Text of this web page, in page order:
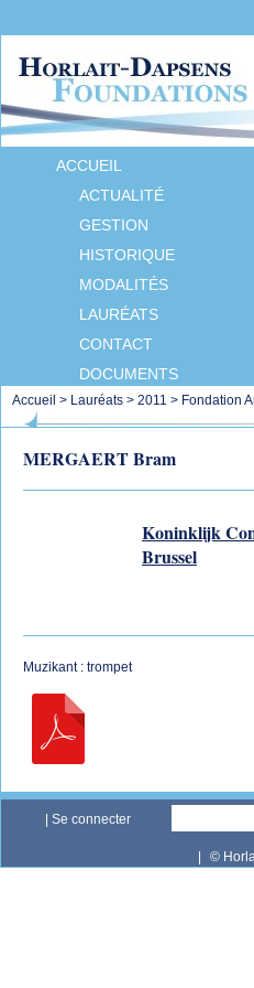
ACCUEIL
ACTUALITÉ
GESTION
HISTORIQUE
MODALITÉS
LAURÉATS
CONTACT
DOCUMENTS
Accueil > Lauréats > 2011 > Fondation
MERGAERT Bram
Koninklijk
Brussel
Muzikant : trompet
Se connecter
©